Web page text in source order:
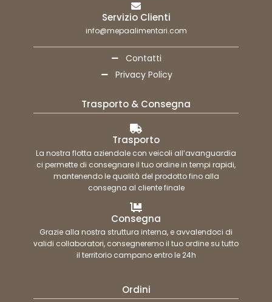
Servizio Clienti
info@mepaalimentari.com
Contatti
Privacy Policy
Trasporto & Consegna
Trasporto
La nostra flotta aziendale con veicoli all’avanguardia
ci permette di consegnare il tuo ordine in tempi rapidi,
mantenendo le qualità del prodotto fino alla
consegna al cliente finale
Consegna
Grazie alla nostra struttura interna, e avvalendoci di
validi collaboratori, consegneremo il tuo ordine su tutto
il territorio campano entro le 24h
Ordini